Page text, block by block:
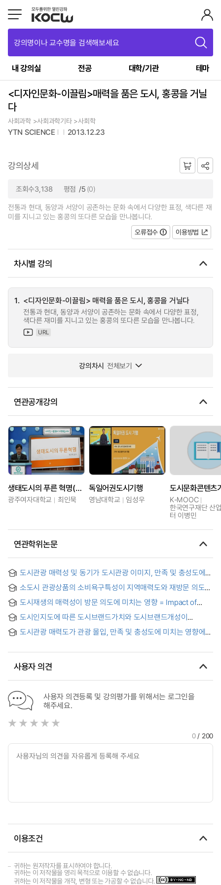
강의명이나 교수명을 검색해보세요
내 강의실 전공 대학/기관 테마
<디자인문화-이끌림>매력을 품은 도시, 홍콩을 거닐
다
사회과학 >사회과학기타 >사회학
YTN SCIENCE 2013.12.23
강의상세
조회수3,138 평점 /5 (0)
전통과 현대, 동양과 서양이 공존하는 문화 속에서 다양한 표정, 색다른 재
미를 지니고 있는 홍콩의 또다른 모습을 만나봅니다.
오류접수
이용방법
차시별 강의
1. <디자인문화-이끌림> 매력을 품은 도시, 홍콩을 거닐다
전통과 현대, 동양과 서양이 공존하는 문화 속에서 다양한 표정,
색다른 재미를 지니고 있는 홍콩의 또다른 모습을 만나봅니다.
URL
강의차시 전체보기
연관공개강의
생태도시의 푸른 혁명(21)
광주여자대학교 최인묵
독일어권도시기행
영남대학교 임성우
도시문화콘텐츠
K-MOOC
한국연구재단 산
터 이병민
연관학위논문
도시관광 매력성 및 동기가 도시관광 이미지, 만족 및 충성도에
미치는 영향 = The Effects of Urban tourism attractiveness
and motivation on Urban tourism image, Satisfaction and
Loyalty
소도시 관광상품의 소비욕구특성이 지역매력도와 재방문 의도에
미치는 연구 = A Study on the Impact of Small City Tourism
Consumers' Desire Characteristics on Regional
Attractiveness and Revisit Intention
도시재생의 매력성이 방문 의도에 미치는 영향 = Impact of
Urban Regeneration on Intention to Visit
도시인지도에 따른 도시브랜드가치와 도시브랜드개성이
도시매력도 평가에 미치는 영향
도시관광 매력도가 관광 몰입, 만족 및 충성도에 미치는 영향에
the Effect of City Tourism Attraction on Tourism Flow,
metropolitan cities
사용자 의견
사용자 의견등록 및 강의평가를 위해서는 로그인을
해주세요.
0/ 200
이용조건
귀하는 원저작자를 표시하여야 합니다.
귀하는 이 저작물을 영리 목적으로 이용할 수 없습니다.
귀하는 이 저작물을 개작, 변형 또는 가공할 수 없습니다.